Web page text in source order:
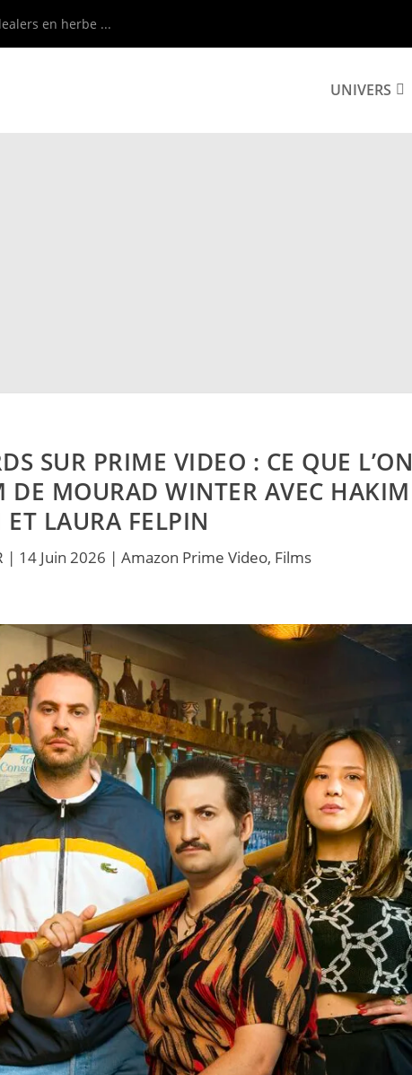
en herbe ...
UNIVERS
SUR PRIME VIDEO : CE QUE L’ON
DE MOURAD WINTER AVEC HAKIM
ET LAURA FELPIN
| 14 Juin 2026 | Amazon Prime Video, Films